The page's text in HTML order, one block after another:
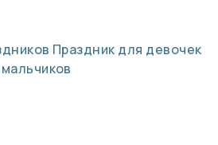
Праздник для девочек